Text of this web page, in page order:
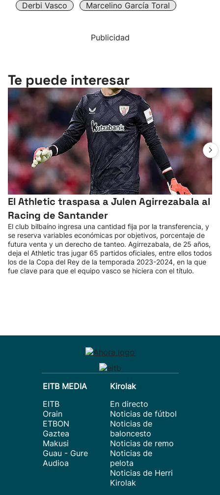
Derbi Vasco
Marcelino García Toral
Publicidad
Te puede interesar
El Athletic traspasa a Julen Agirrezabala al
Racing de Santander
El club bilbaíno ingresa una cantidad fija por la transferencia, y
se reserva variables económicas por objetivos, porcentaje de
futura venta y un derecho de tanteo. Agirrezabala, de 25 años,
deja el Athletic tras jugar 65 partidos oficiales, entre ellos todos
los de la Copa del Rey de la temporada 2023-2024, en la que
fue clave para que el equipo vasco se hiciera con el título.
EITB MEDIA
EITB
Orain
ETBON
Gaztea
Makusi
Guau - Gure
Audioa
Kirolak
En directo
Noticias de fútbol
Noticias de
baloncesto
Noticias de remo
Noticias de
pelota
Noticias de Herri
Kirolak